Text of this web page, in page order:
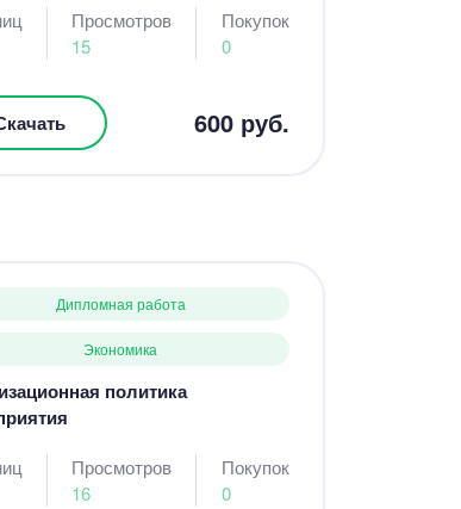
Просмотров
15
Покупок
0
600 руб.
Дипломная работа
Экономика
политика
Просмотров
16
Покупок
0